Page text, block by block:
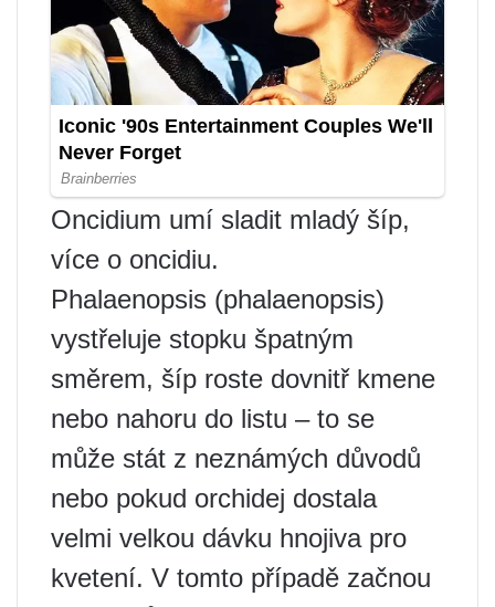
Oncidium umí sladit mladý šíp,
více o oncidiu.
Phalaenopsis (phalaenopsis)
vystřeluje stopku špatným
směrem, šíp roste dovnitř kmene
nebo nahoru do listu – to se
může stát z neznámých důvodů
nebo pokud orchidej dostala
velmi velkou dávku hnojiva pro
kvetení. V tomto případě začnou